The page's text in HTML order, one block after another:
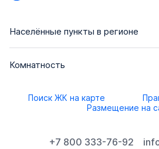
Населённые пункты в регионе
Комнатность
Поиск ЖК на карте
Размещение на
+7 800 333-76-92